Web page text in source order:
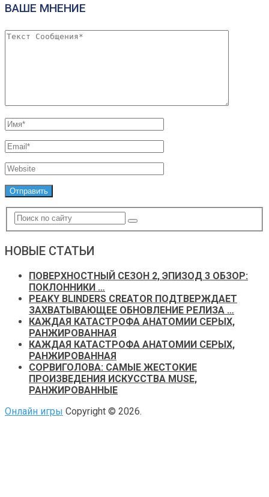
ВАШЕ МНЕНИЕ
НОВЫЕ СТАТЬИ
ПОВЕРХНОСТНЫЙ СЕЗОН 2, ЭПИЗОД 3 ОБЗОР:
ПОКЛОННИКИ …
PEAKY BLINDERS CREATOR ПОДТВЕРЖДАЕТ
ЗАХВАТЫВАЮЩЕЕ ОБНОВЛЕНИЕ РЕЛИЗА …
КАЖДАЯ КАТАСТРОФА АНАТОМИИ СЕРЫХ,
РАНЖИРОВАННАЯ
КАЖДАЯ КАТАСТРОФА АНАТОМИИ СЕРЫХ,
РАНЖИРОВАННАЯ
СОРВИГОЛОВА: САМЫЕ ЖЕСТОКИЕ
ПРОИЗВЕДЕНИЯ ИСКУССТВА MUSE,
РАНЖИРОВАННЫЕ
Онлайн игры Copyright © 2026.